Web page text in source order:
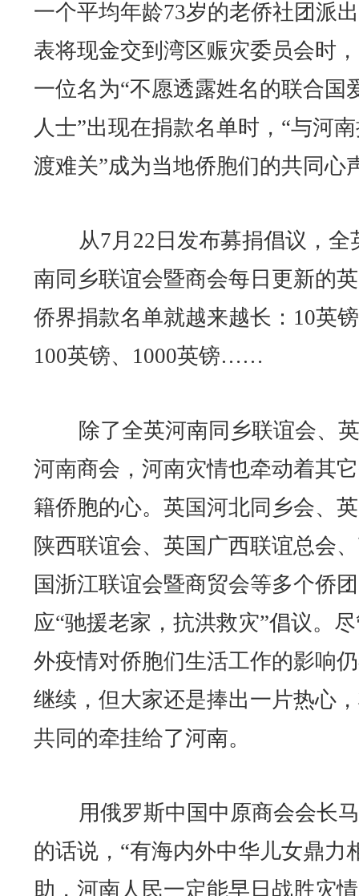
一个平均年龄73岁的老侨社团派
表将现金交到湾区赈灾委员会时
一位名为“不愿透露姓名的联合国
人士”出现在捐款名单时，“与河
渡难关”成为当地侨胞们的共同心
从7月22日发布募捐倡议，全
南同乡联谊会暨商会每日更新的
侨界捐款名单就越来越长：10英
100英镑、1000英镑……
除了全英河南同乡联谊会、
河南商会，河南灾情也牵动着其
籍侨胞的心。英国河北同乡会、
陕西联谊会、英国广西联谊总会
国浙江联谊会暨商贸会等多个侨
应“驰援老家，抗洪救灾”倡议。
外疫情对侨胞们生活工作的影响
继续，但大家还是捧出一片热心
共同的牵挂给了河南。
用俄罗斯中国中原商会会长
的话说，“有海内外中华儿女鼎力
助，河南人民一定能早日战胜灾